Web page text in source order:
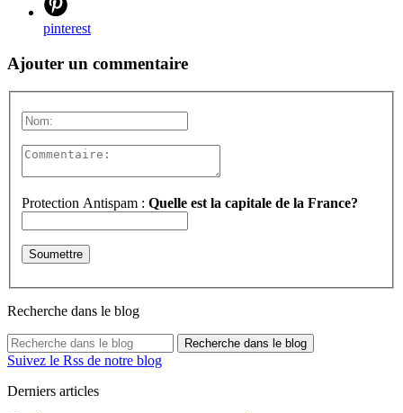
pinterest
Ajouter un commentaire
Protection Antispam : Quelle est la capitale de la France?
Recherche dans le blog
Recherche dans le blog
Suivez le Rss de notre blog
Derniers articles